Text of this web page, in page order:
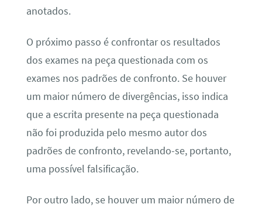
anotados.
O próximo passo é confrontar os resultados
dos exames na peça questionada com os
exames nos padrões de confronto. Se houver
um maior número de divergências, isso indica
que a escrita presente na peça questionada
não foi produzida pelo mesmo autor dos
padrões de confronto, revelando-se, portanto,
uma possível falsificação.
Por outro lado, se houver um maior número de